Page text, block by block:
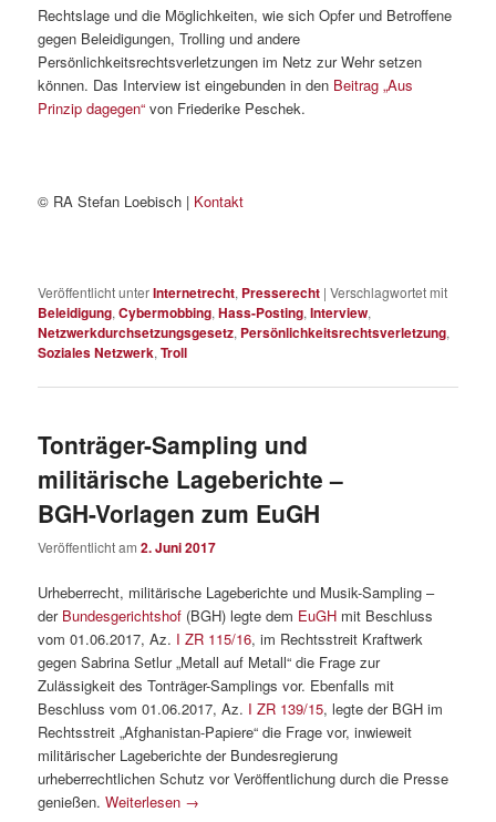
Rechtslage und die Möglichkeiten, wie sich Opfer und Betroffene
gegen Beleidigungen, Trolling und andere
Persönlichkeitsrechtsverletzungen im Netz zur Wehr setzen
können. Das Interview ist eingebunden in den Beitrag „Aus
Prinzip dagegen“ von Friederike Peschek.
© RA Stefan Loebisch | Kontakt
Veröffentlicht unterInternetrecht, Presserecht |Verschlagwortet mit
Beleidigung,Cybermobbing,Hass-Posting,Interview,
Netzwerkdurchsetzungsgesetz, Persönlichkeitsrechtsverletzung,
Soziales Netzwerk,Troll
Tonträger-Sampling und
militärische Lageberichte –
BGH-Vorlagen zum EuGH
Veröffentlicht am2. Juni 2017
Urheberrecht, militärische Lageberichte und Musik-Sampling –
der Bundesgerichtshof (BGH) legte dem EuGH mit Beschluss
vom 01.06.2017, Az. I ZR 115/16, im Rechtsstreit Kraftwerk
gegen Sabrina Setlur „Metall auf Metall“ die Frage zur
Zulässigkeit des Tonträger-Samplings vor. Ebenfalls mit
Beschluss vom 01.06.2017, Az. I ZR 139/15, legte der BGH im
Rechtsstreit „Afghanistan-Papiere“ die Frage vor, inwieweit
militärischer Lageberichte der Bundesregierung
urheberrechtlichen Schutz vor Veröffentlichung durch die Presse
genießen.Weiterlesen →